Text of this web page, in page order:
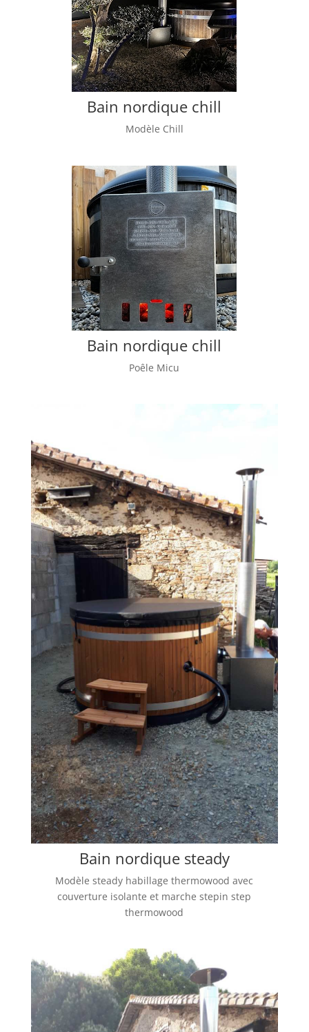
Bain nordique chill
Modèle Chill
Bain nordique chill
Poêle Micu
Bain nordique steady
Modèle steady habillage thermowood avec
couverture isolante et marche stepin step
thermowood